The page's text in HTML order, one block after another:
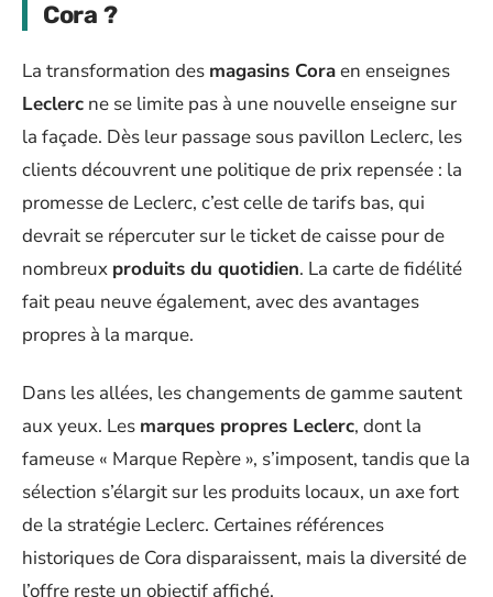
Cora ?
La transformation des magasins Coraen enseignes
Leclerc ne se limite pas à une nouvelle enseigne sur
la façade. Dès leur passage sous pavillon Leclerc, les
clients découvrent une politique de prix repensée : la
promesse de Leclerc, c’est celle de tarifs bas, qui
devrait se répercuter sur le ticket de caisse pour de
nombreux produits du quotidien. La carte de fidélité
fait peau neuve également, avec des avantages
propres à la marque.
Dans les allées, les changements de gamme sautent
aux yeux. Les marques propres Leclerc, dont la
fameuse « Marque Repère », s’imposent, tandis que la
sélection s’élargit sur les produits locaux, un axe fort
de la stratégie Leclerc. Certaines références
historiques de Cora disparaissent, mais la diversité de
l’offre reste un objectif affiché.